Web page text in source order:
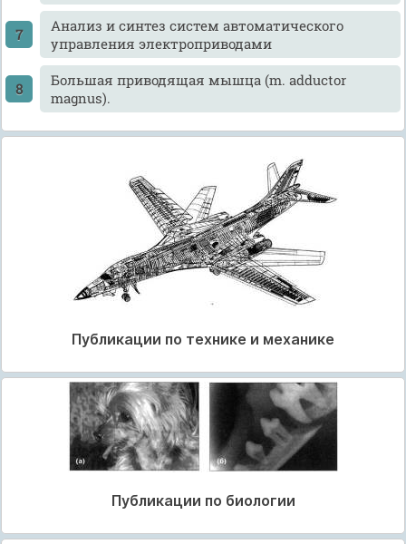
Анализ и синтез систем автоматического
управления электроприводами
Большая приводящая мышца (m. adductor
magnus).
Публикации по технике и механике
Публикации по биологии